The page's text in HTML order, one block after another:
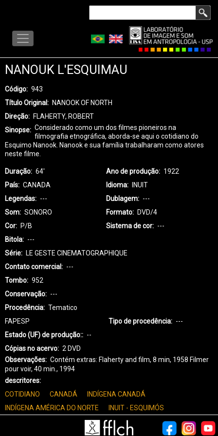
conteúdo
LISA
MENU
NANOUK L'ESQUIMAU
Código
943
Título Original
NANOOK OF NORTH
Direção
FLAHERTY, ROBERT
Sinopse
Considerado como um dos filmes pioneiros na
filmografia etnográfica, aborda-se aqui o cotidiano do
Esquimo Nanook. Nanook e sua família trabalharam como atores
neste filme.
Duração 64' Ano de produção
1922
País
CANADA Idioma
INUIT
Legendas
--- Dublagem
---
Som
SONORO Formato
DVD/4
Cor
P/B Sistema de cor
---
Bitola
---
Série
LE GESTE CINEMATOGRAPHIQUE
Contato comercial
---
Tombo
952
Conservação
---
Procedência
Tematico
FAPESP
Tipo de procedência
---
Estado (UF) de produção:
--
Cópias no acervo
2 DVD
Observações
Contém extras: Flaherty and film, 8 min, 1958 Filmer
pour voir, 40 min., 1994
descritores
COTIDIANO
CANADÁ
INDÍGENA CANADÁ
INDÍGENA AMÉRICA DO NORTE
INUIT - ESQUIMÓS